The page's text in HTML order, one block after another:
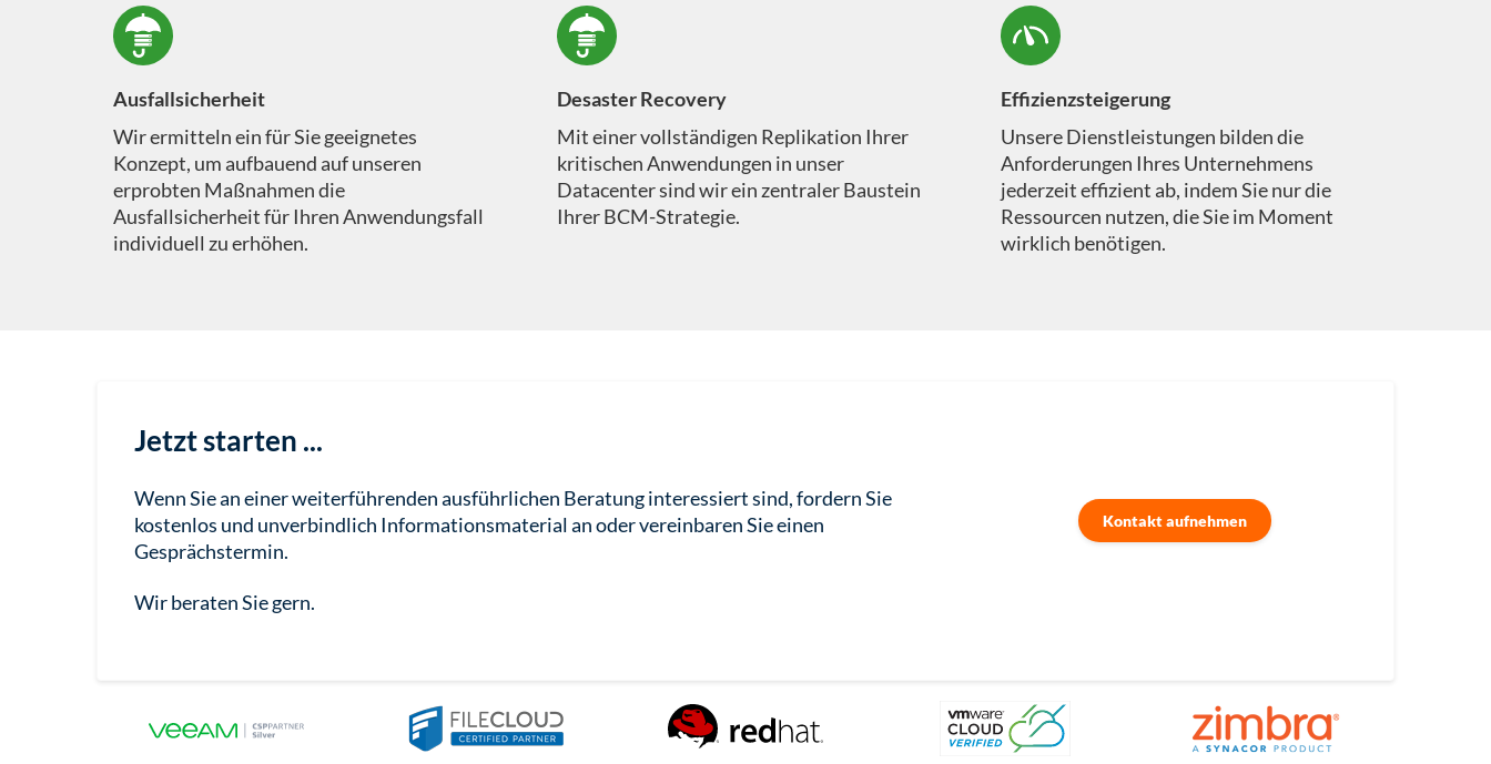
Ausfallsicherheit
Wir ermitteln ein für Sie geeignetes
Konzept, um aufbauend auf unseren
erprobten Maßnahmen die
Ausfallsicherheit für Ihren Anwendungsfall
individuell zu erhöhen.
Desaster Recovery
Mit einer vollständigen Replikation Ihrer
kritischen Anwendungen in unser
Datacenter sind wir ein zentraler Baustein
Ihrer BCM-Strategie.
Effizienzsteigerung
Unsere Dienstleistungen bilden die
Anforderungen Ihres Unternehmens
jederzeit effizient ab, indem Sie nur die
Ressourcen nutzen, die Sie im Moment
wirklich benötigen.
Jetzt starten ...
Wenn Sie an einer weiterführenden ausführlichen Beratung interessiert sind, fordern Sie
kostenlos und unverbindlich Informationsmaterial an oder vereinbaren Sie einen
Gesprächstermin.
Wir beraten Sie gern.
Kontakt aufnehmen